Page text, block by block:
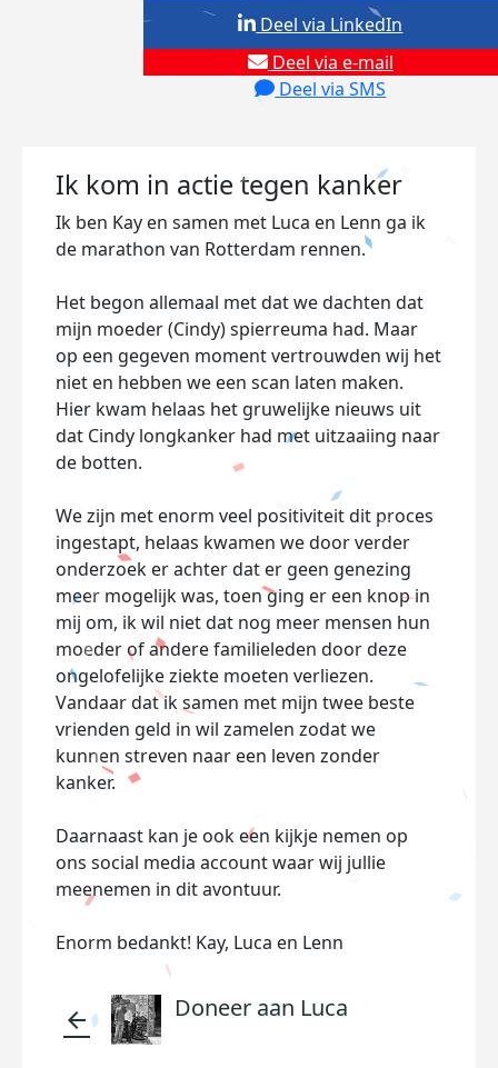
Deel via e-mail
Deel via SMS
Deel via LinkedIn
Ik kom in actie tegen kanker
Ik ben Kay en samen met Luca en Lenn ga ik
de marathon van Rotterdam rennen.
Het begon allemaal met dat we dachten dat
mijn moeder (Cindy) spierreuma had. Maar
op een gegeven moment vertrouwden wij het
niet en hebben we een scan laten maken.
Hier kwam helaas het gruwelijke nieuws uit
dat Cindy longkanker had met uitzaaiing naar
de botten.
We zijn met enorm veel positiviteit dit proces
ingestapt, helaas kwamen we door verder
onderzoek er achter dat er geen genezing
meer mogelijk was, toen ging er een knop in
mij om, ik wil niet dat nog meer mensen hun
moeder of andere familieleden door deze
ongelofelijke ziekte moeten verliezen.
Vandaar dat ik samen met mijn twee beste
vrienden geld in wil zamelen zodat we
kunnen streven naar een leven zonder
kanker.
Daarnaast kan je ook een kijkje nemen op
ons social media account waar wij jullie
meenemen in dit avontuur.
Enorm bedankt! Kay, Luca en Lenn
arrow_back Doneer aan Luca